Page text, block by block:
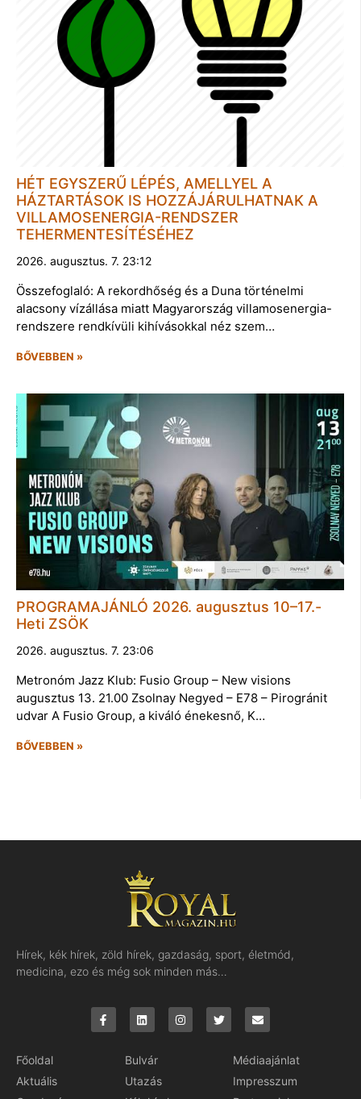
HÉT EGYSZERŰ LÉPÉS, AMELLYEL A
HÁZTARTÁSOK IS HOZZÁJÁRULHATNAK A
VILLAMOSENERGIA-RENDSZER
TEHERMENTESÍTÉSÉHEZ
2026. augusztus. 7. 23:12
Összefoglaló: A rekordhőség és a Duna történelmi
alacsony vízállása miatt Magyarország villamosenergia-
rendszere rendkívüli kihívásokkal néz szem…
BŐVEBBEN »
PROGRAMAJÁNLÓ 2026. augusztus 10–17.-
Heti ZSÖK
2026. augusztus. 7. 23:06
Metronóm Jazz Klub: Fusio Group – New visions
augusztus 13. 21.00 Zsolnay Negyed – E78 – Pirogránit
udvar A Fusio Group, a kiváló énekesnő, K…
BŐVEBBEN »
Hírek, kék hírek, zöld hírek, gazdaság, sport, életmód,
medicina, ezo és még sok minden más…
Főoldal
Aktuális
Bulvár
Utazás
Médiaajánlat
Impresszum